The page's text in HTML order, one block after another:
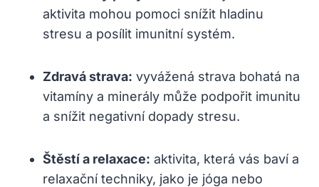
aktivita mohou pomoci snížit hladinu
stresu a posílit imunitní systém.
Zdravá strava: vyvážená strava bohatá na
vitamíny a minerály může podpořit imunitu
a snížit negativní dopady stresu.
Štěstí a relaxace: aktivita, která vás baví a
relaxační techniky, jako je jóga nebo